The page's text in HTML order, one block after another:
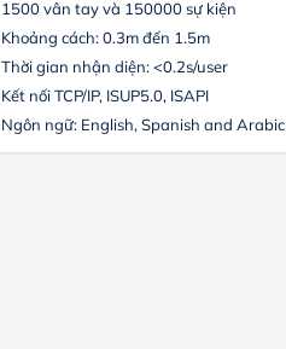
1500 vân tay và 150000 sự kiện
Khoảng cách: 0.3m đến 1.5m
Thời gian nhận diện: <0.2s/user
Kết nối TCP/IP, ISUP5.0, ISAPI
Ngôn ngữ: English, Spanish and Arabic